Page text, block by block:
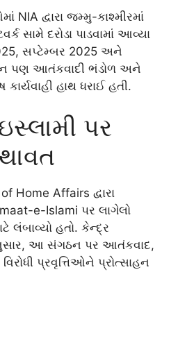
NIA દ્વારા જમ્મુ-કાશ્મીરમાં
સામે દરોડા પાડવામાં આવ્યા
સપ્ટેમ્બર 2025 અને
પણ આતંકવાદી ભંડોળ અને
હાથ ધરાઈ હતી.
પર
Home Affairs દ્વારા
e-Islami પર લાગેલો
લંબાવ્યો હતો. કેન્દ્ર
આ સંગઠન પર આતંકવાદ,
પ્રવૃત્તિઓને પ્રોત્સાહન